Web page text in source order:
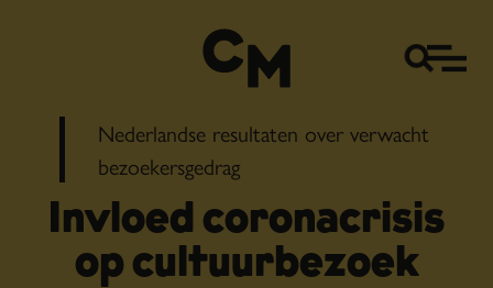
Nederlandse resultaten over verwacht
bezoekersgedrag
Invloed coronacrisis
op cultuurbezoek